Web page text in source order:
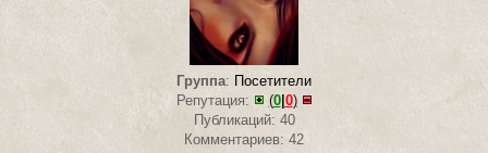
Группа: Посетители
Репутация:
(0| 0)
Публикаций: 40
Комментариев: 42